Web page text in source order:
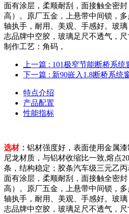
面有涂层，柔顺耐刮，面接触全密
高）。原厂五金，上悬带中间锁，
轴执手，耐用、美观、手感好。玻
志品牌中空胶，玻璃足尺不透气，尺
制作工艺：角码，
上一篇 : 101极窄节能断桥系统
下一篇 : 新90嵌入1.8断桥系统
特点介绍
产品配置
性能指标
选材： 铝材强度好，表面使用金属
尼龙材质，与铝材收缩比一致,熔点
条，结构稳定；胶条汽车级三元乙
面有涂层，柔顺耐刮，面接触全密
高）。原厂五金，上悬带中间锁，
轴执手，耐用、美观、手感好。玻
志品牌中空胶，玻璃足尺不透气，尺